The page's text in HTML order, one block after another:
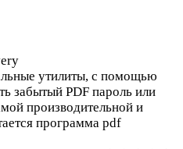
утилиты, с помощью
забытый PDF пароль или
производительной и
программа pdf